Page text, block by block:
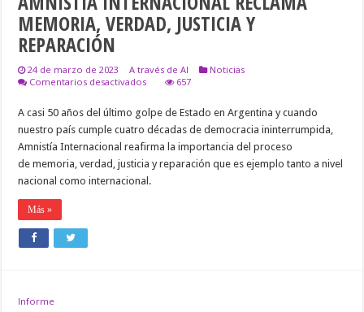
MEMORIA, VERDAD, JUSTICIA Y
REPARACIÓN
24 de marzo de 2023 A través de AI
Noticias
Comentarios desactivadosen
RECLAMA
MEMORIA,
VERDAD,
JUSTICIA
Y
REPARACIÓN
657
A casi 50 años del último golpe de Estado en Argentina y cuando
nuestro país cumple cuatro décadas de democracia ininterrumpida,
Amnistía Internacional reafirma la importancia del proceso
de memoria, verdad, justicia y reparación que es ejemplo tanto a nivel
nacional como internacional.
Más »
Informe